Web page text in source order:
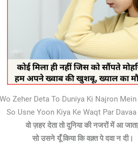
Wo Zeher Deta To Duniya Ki Najron
So Usne Yoon Kiya Ke Waqt Par
वो ज़हर देता तो दुनिया की नजरों में आ
सो उसने यूँ किया कि वक़्त पे दवा न दी।